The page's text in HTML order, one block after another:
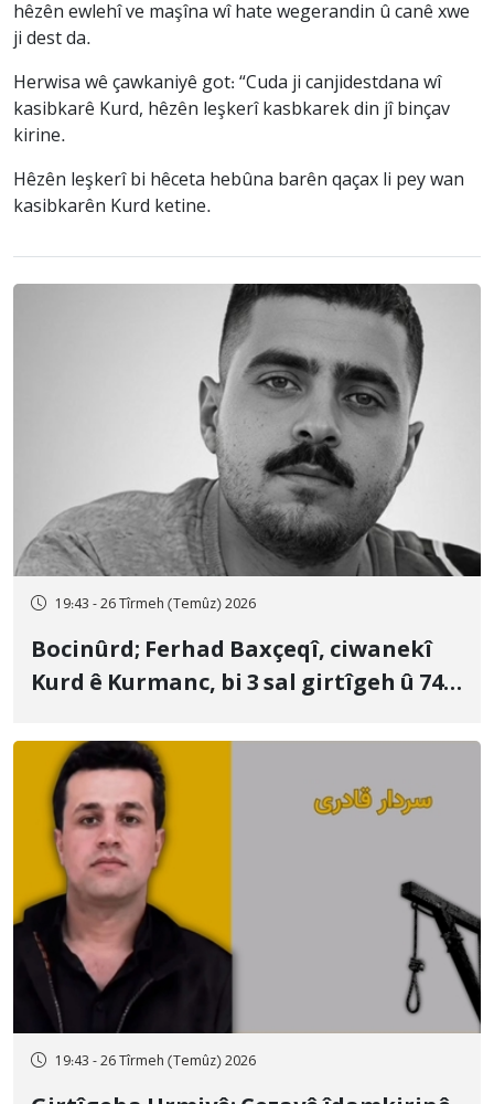
hêzên ewlehî ve maşîna wî hate wegerandin û canê xwe
ji dest da.
Herwisa wê çawkaniyê got: “Cuda ji canjidestdana wî
kasibkarê Kurd, hêzên leşkerî kasbkarek din jî binçav
kirine.
Hêzên leşkerî bi hêceta hebûna barên qaçax li pey wan
kasibkarên Kurd ketine.
19:43 - 26 Tîrmeh (Temûz) 2026
Bocinûrd; Ferhad Baxçeqî, ciwanekî
Kurd ê Kurmanc, bi 3 sal girtîgeh û 74
19:43 - 26 Tîrmeh (Temûz) 2026